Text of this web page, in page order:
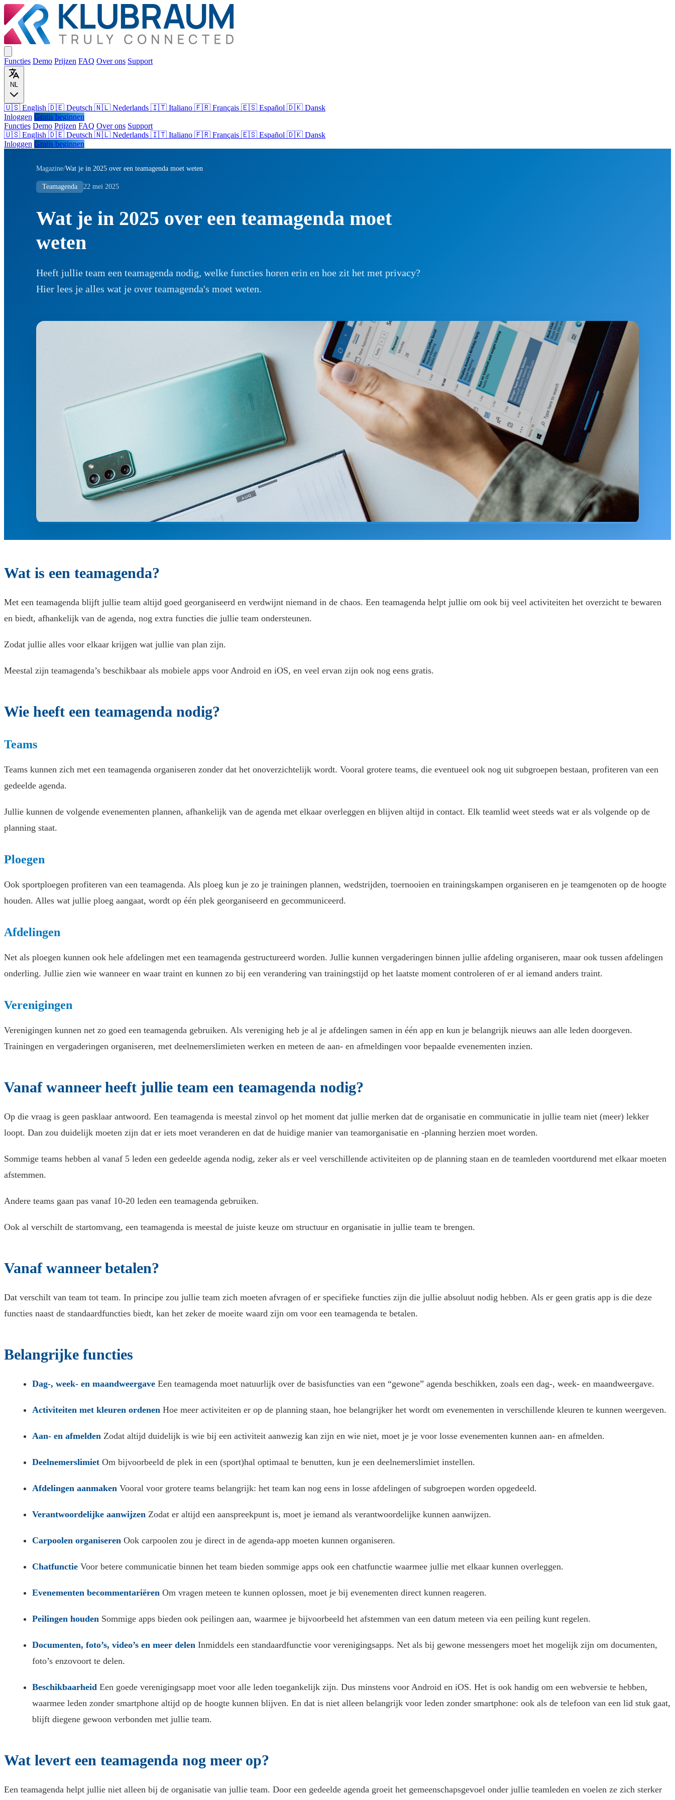
Functies Demo Prijzen FAQ Over ons Support
NL
🇺🇸 English 🇩🇪 Deutsch 🇳🇱 Nederlands 🇮🇹 Italiano 🇫🇷 Français 🇪🇸 Español 🇩🇰 Dansk
Inloggen Gratis beginnen
Functies Demo Prijzen FAQ Over ons Support
🇺🇸 English 🇩🇪 Deutsch 🇳🇱 Nederlands 🇮🇹 Italiano 🇫🇷 Français 🇪🇸 Español 🇩🇰 Dansk
Inloggen Gratis beginnen
Magazine/Wat je in 2025 over een teamagenda moet weten
Teamagenda 22 mei 2025
Wat je in 2025 over een teamagenda moet
weten
Heeft jullie team een teamagenda nodig, welke functies horen erin en hoe zit het met privacy?
Hier lees je alles wat je over teamagenda's moet weten.
Wat is een teamagenda?
Met een teamagenda blijft jullie team altijd goed georganiseerd en verdwijnt niemand in de chaos. Een teamagenda helpt jullie om ook bij veel activiteiten het overzicht te bewaren
en biedt, afhankelijk van de agenda, nog extra functies die jullie team ondersteunen.
Zodat jullie alles voor elkaar krijgen wat jullie van plan zijn.
Meestal zijn teamagenda’s beschikbaar als mobiele apps voor Android en iOS, en veel ervan zijn ook nog eens gratis.
Wie heeft een teamagenda nodig?
Teams
Teams kunnen zich met een teamagenda organiseren zonder dat het onoverzichtelijk wordt. Vooral grotere teams, die eventueel ook nog uit subgroepen bestaan, profiteren van een
gedeelde agenda.
Jullie kunnen de volgende evenementen plannen, afhankelijk van de agenda met elkaar overleggen en blijven altijd in contact. Elk teamlid weet steeds wat er als volgende op de
planning staat.
Ploegen
Ook sportploegen profiteren van een teamagenda. Als ploeg kun je zo je trainingen plannen, wedstrijden, toernooien en trainingskampen organiseren en je teamgenoten op de hoogte
houden. Alles wat jullie ploeg aangaat, wordt op één plek georganiseerd en gecommuniceerd.
Afdelingen
Net als ploegen kunnen ook hele afdelingen met een teamagenda gestructureerd worden. Jullie kunnen vergaderingen binnen jullie afdeling organiseren, maar ook tussen afdelingen
onderling. Jullie zien wie wanneer en waar traint en kunnen zo bij een verandering van trainingstijd op het laatste moment controleren of er al iemand anders traint.
Verenigingen
Verenigingen kunnen net zo goed een teamagenda gebruiken. Als vereniging heb je al je afdelingen samen in één app en kun je belangrijk nieuws aan alle leden doorgeven.
Trainingen en vergaderingen organiseren, met deelnemerslimieten werken en meteen de aan- en afmeldingen voor bepaalde evenementen inzien.
Vanaf wanneer heeft jullie team een teamagenda nodig?
Op die vraag is geen pasklaar antwoord. Een teamagenda is meestal zinvol op het moment dat jullie merken dat de organisatie en communicatie in jullie team niet (meer) lekker
loopt. Dan zou duidelijk moeten zijn dat er iets moet veranderen en dat de huidige manier van teamorganisatie en -planning herzien moet worden.
Sommige teams hebben al vanaf 5 leden een gedeelde agenda nodig, zeker als er veel verschillende activiteiten op de planning staan en de teamleden voortdurend met elkaar moeten
afstemmen.
Andere teams gaan pas vanaf 10-20 leden een teamagenda gebruiken.
Ook al verschilt de startomvang, een teamagenda is meestal de juiste keuze om structuur en organisatie in jullie team te brengen.
Vanaf wanneer betalen?
Dat verschilt van team tot team. In principe zou jullie team zich moeten afvragen of er specifieke functies zijn die jullie absoluut nodig hebben. Als er geen gratis app is die deze
functies naast de standaardfuncties biedt, kan het zeker de moeite waard zijn om voor een teamagenda te betalen.
Belangrijke functies
Dag-, week- en maandweergave Een teamagenda moet natuurlijk over de basisfuncties van een “gewone” agenda beschikken, zoals een dag-, week- en maandweergave.
Activiteiten met kleuren ordenen Hoe meer activiteiten er op de planning staan, hoe belangrijker het wordt om evenementen in verschillende kleuren te kunnen weergeven.
Aan- en afmelden Zodat altijd duidelijk is wie bij een activiteit aanwezig kan zijn en wie niet, moet je je voor losse evenementen kunnen aan- en afmelden.
Deelnemerslimiet Om bijvoorbeeld de plek in een (sport)hal optimaal te benutten, kun je een deelnemerslimiet instellen.
Afdelingen aanmaken Vooral voor grotere teams belangrijk: het team kan nog eens in losse afdelingen of subgroepen worden opgedeeld.
Verantwoordelijke aanwijzen Zodat er altijd een aanspreekpunt is, moet je iemand als verantwoordelijke kunnen aanwijzen.
Carpoolen organiseren Ook carpoolen zou je direct in de agenda-app moeten kunnen organiseren.
Chatfunctie Voor betere communicatie binnen het team bieden sommige apps ook een chatfunctie waarmee jullie met elkaar kunnen overleggen.
Evenementen becommentariëren Om vragen meteen te kunnen oplossen, moet je bij evenementen direct kunnen reageren.
Peilingen houden Sommige apps bieden ook peilingen aan, waarmee je bijvoorbeeld het afstemmen van een datum meteen via een peiling kunt regelen.
Documenten, foto’s, video’s en meer delen Inmiddels een standaardfunctie voor verenigingsapps. Net als bij gewone messengers moet het mogelijk zijn om documenten,
foto’s enzovoort te delen.
Beschikbaarheid Een goede verenigingsapp moet voor alle leden toegankelijk zijn. Dus minstens voor Android en iOS. Het is ook handig om een webversie te hebben,
waarmee leden zonder smartphone altijd op de hoogte kunnen blijven. En dat is niet alleen belangrijk voor leden zonder smartphone: ook als de telefoon van een lid stuk gaat,
blijft diegene gewoon verbonden met jullie team.
Wat levert een teamagenda nog meer op?
Een teamagenda helpt jullie niet alleen bij de organisatie van jullie team. Door een gedeelde agenda groeit het gemeenschapsgevoel onder jullie teamleden en voelen ze zich sterker